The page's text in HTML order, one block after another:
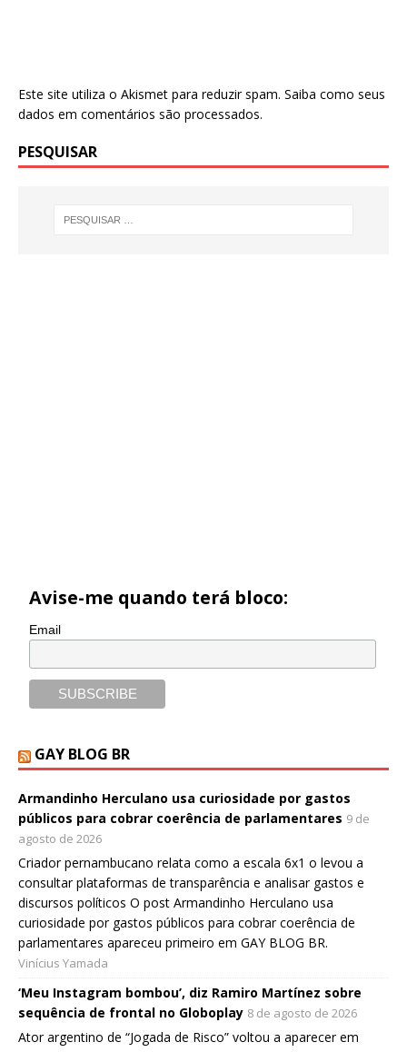
Este site utiliza o Akismet para reduzir spam. Saiba como seus
dados em comentários são processados.
PESQUISAR
Avise-me quando terá bloco:
Email
GAY BLOG BR
Armandinho Herculano usa curiosidade por gastos
públicos para cobrar coerência de parlamentares 9 de
agosto de 2026
Criador pernambucano relata como a escala 6x1 o levou a
consultar plataformas de transparência e analisar gastos e
discursos políticos O post Armandinho Herculano usa
curiosidade por gastos públicos para cobrar coerência de
parlamentares apareceu primeiro em GAY BLOG BR.
Vinícius Yamada
‘Meu Instagram bombou’, diz Ramiro Martínez sobre
sequência de frontal no Globoplay 8 de agosto de 2026
Ator argentino de “Jogada de Risco” voltou a aparecer em